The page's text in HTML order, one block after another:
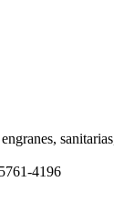
4196